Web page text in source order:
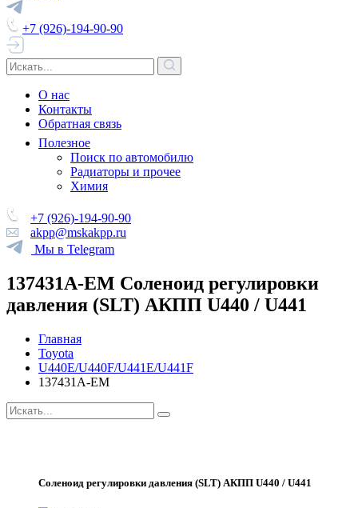
+7 (926)-194-90-90
О нас
Контакты
Обратная связь
Полезное
Поиск по автомобилю
Радиаторы и прочее
Химия
+7 (926)-194-90-90
akpp@mskakpp.ru
Мы в Telegram
137431A-EM Соленоид регулировки
давления (SLT) АКПП U440 / U441
Главная
Toyota
U440E/U440F/U441E/U441F
137431A-EM
Соленоид регулировки давления (SLT) АКПП U440 / U441